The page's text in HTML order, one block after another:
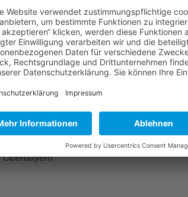
powered byUsercentrics
Platform&
Oberbayern